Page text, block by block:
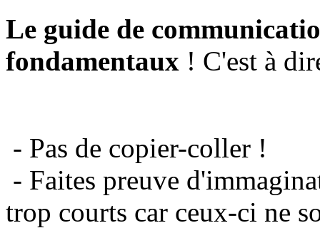
Le guide de
fondamentaux ! C'est à
- Pas de copier-coller !
- Faites preuve
trop courts car ceux-ci ne